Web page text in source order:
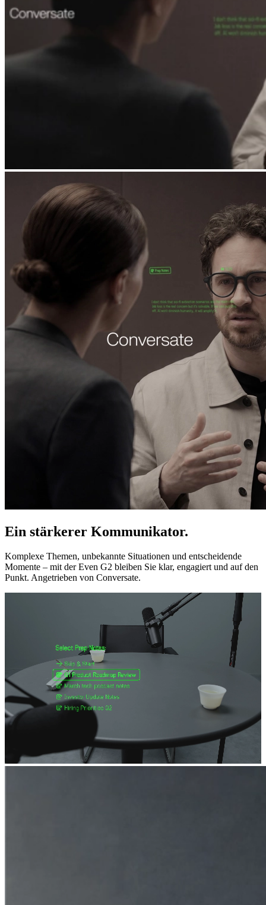
Ein stärkerer Kommunikator.
Komplexe Themen, unbekannte Situationen und entscheidende
Momente – mit der Even G2 bleiben Sie klar, engagiert und auf den
Punkt. Angetrieben von Conversate.